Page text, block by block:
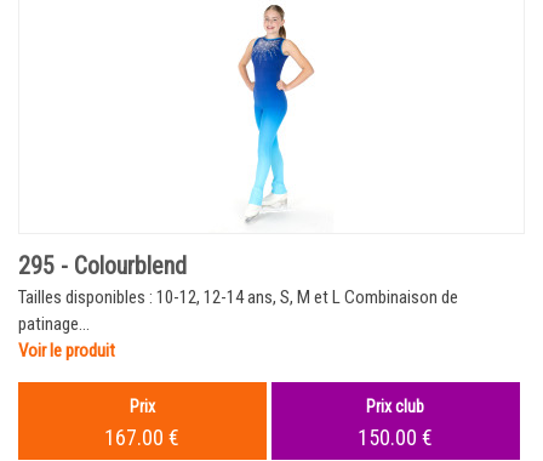
295 - Colourblend
Tailles disponibles : 10-12, 12-14 ans, S, M et L Combinaison de
patinage...
Voir le produit
Prix
167.00 €
Prix club
150.00 €